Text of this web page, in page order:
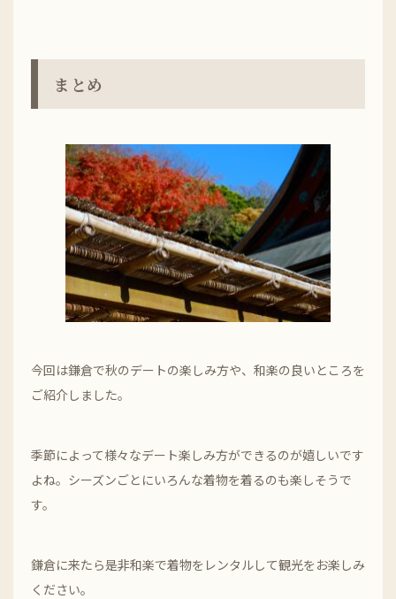
まとめ
今回は鎌倉で秋のデートの楽しみ方や、和楽の良いところを
ご紹介しました。
季節によって様々なデート楽しみ方ができるのが嬉しいです
よね。シーズンごとにいろんな着物を着るのも楽しそうで
す。
鎌倉に来たら是非和楽で着物をレンタルして観光をお楽しみ
ください。